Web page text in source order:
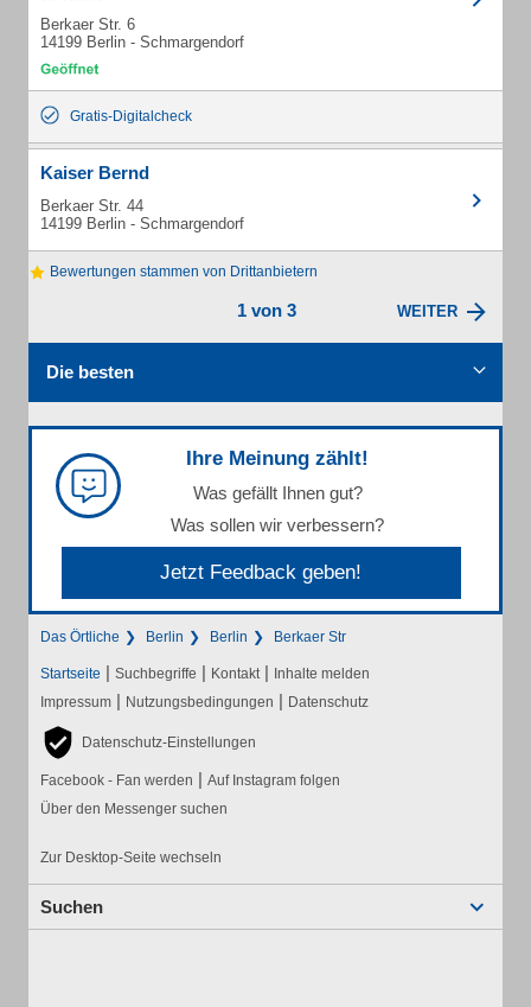
Berkaer Str. 6
14199 Berlin - Schmargendorf
Gratis-Digitalcheck
Kaiser Bernd
Berkaer Str. 44
14199 Berlin - Schmargendorf
Bewertungen stammen von Drittanbietern
1 von 3 WEITER
Die besten
Ihre Meinung zählt!
Was gefällt Ihnen gut?
Was sollen wir verbessern?
Jetzt Feedback geben!
Das Örtliche Berlin Berlin Berkaer Str
Startseite | Suchbegriffe | Kontakt | Inhalte melden
Impressum | Nutzungsbedingungen | Datenschutz
Datenschutz-Einstellungen
Facebook - Fan werden | Auf Instagram folgen
Über den Messenger suchen
Zur Desktop-Seite wechseln
Suchen